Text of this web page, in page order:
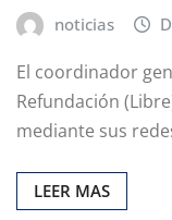
noticias
El coordinador
Refundación
mediante sus
LEER MAS